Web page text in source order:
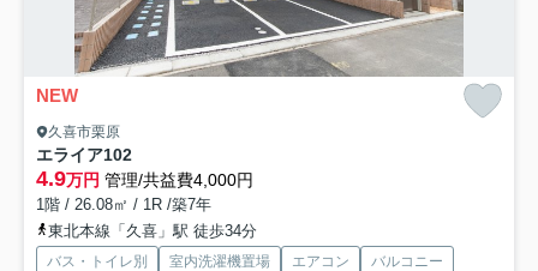
NEW
久喜市栗原
エライア102
4.9万円 管理/共益費4,000円
1階 / 26.08㎡ / 1R /築7年
東北本線「久喜」駅 徒歩34分
バス・トイレ別 室内洗濯機置場 エアコン
バルコニー